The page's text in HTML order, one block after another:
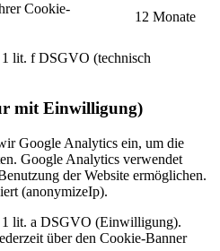
Cookie-
12 Monate
lit. f DSGVO (technisch
mit Einwilligung)
Google Analytics ein, um die
Google Analytics verwendet
der Website ermöglichen.
(anonymizeIp).
lit. a DSGVO (Einwilligung).
über den Cookie-Banner